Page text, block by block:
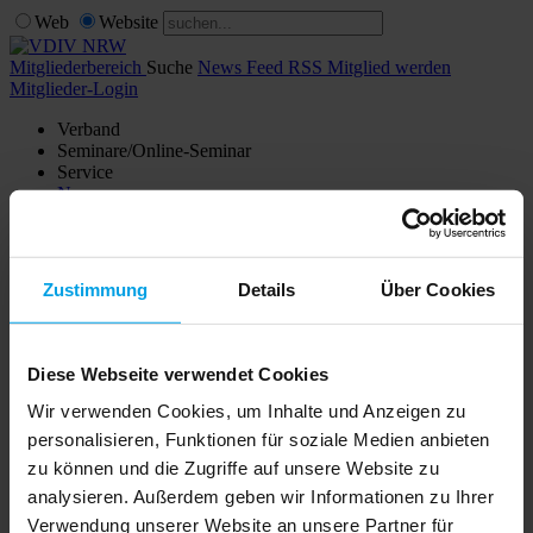
Zustimmung Details Über Cookies
Diese Webseite verwendet Cookies
Wir verwenden Cookies, um Inhalte und Anzeigen zu
personalisieren, Funktionen für soziale Medien anbieten
zu können und die Zugriffe auf unsere Website zu
analysieren. Außerdem geben wir Informationen zu Ihrer
Verwendung unserer Website an unsere Partner für
Web Website
Mitgliederbereich Suche News Feed RSS Mitglied werden
Mitglieder-Login
Verband
Seminare/Online-Seminar
Service
News
Verwaltersuche
Mitglieder Login
Noch kein Mitglied?
Hier erhalten Sie weitere Infos zurMitgliedschaft im VDIV NRW
Mitgliederbereich Mitglied werden
Verband